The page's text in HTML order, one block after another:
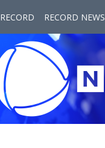
RECORD RECORD NEWS